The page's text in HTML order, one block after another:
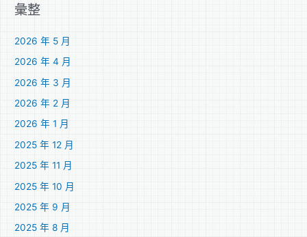
彙整
2026 年 5 月
2026 年 4 月
2026 年 3 月
2026 年 2 月
2026 年 1 月
2025 年 12 月
2025 年 11 月
2025 年 10 月
2025 年 9 月
2025 年 8 月